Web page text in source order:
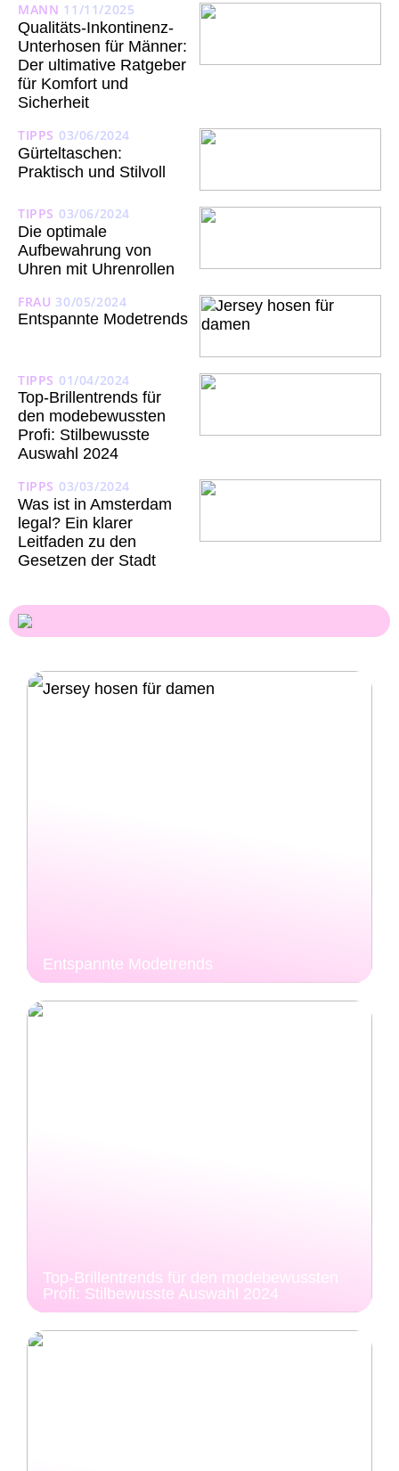
MANN 11/11/2025
Qualitäts-Inkontinenz-
Unterhosen für Männer:
Der ultimative Ratgeber
für Komfort und
Sicherheit
TIPPS 03/06/2024
Gürteltaschen:
Praktisch und Stilvoll
TIPPS 03/06/2024
Die optimale
Aufbewahrung von
Uhren mit Uhrenrollen
FRAU 30/05/2024
Entspannte Modetrends
TIPPS 01/04/2024
Top-Brillentrends für
den modebewussten
Profi: Stilbewusste
Auswahl 2024
TIPPS 03/03/2024
Was ist in Amsterdam
legal? Ein klarer
Leitfaden zu den
Gesetzen der Stadt
Entspannte Modetrends
Top-Brillentrends für den modebewussten
Profi: Stilbewusste Auswahl 2024